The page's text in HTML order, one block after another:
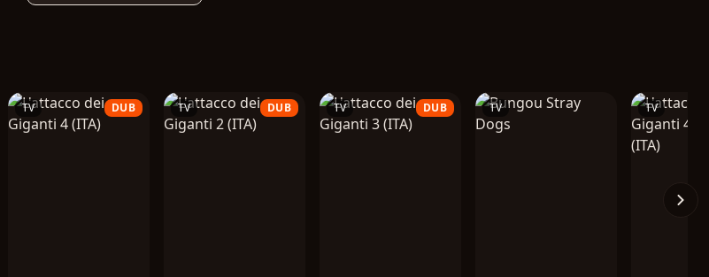
TV DUB TV DUB TV DUB TV TV